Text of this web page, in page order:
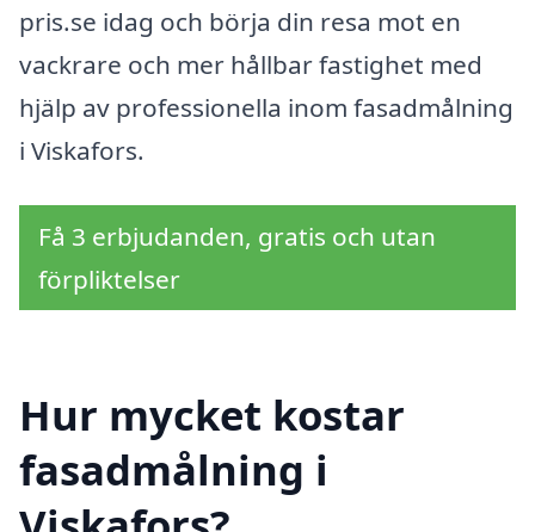
pris.se idag och börja din resa mot en
vackrare och mer hållbar fastighet med
hjälp av professionella inom fasadmålning
i Viskafors.
Få 3 erbjudanden, gratis och utan
förpliktelser
Hur mycket kostar
fasadmålning i